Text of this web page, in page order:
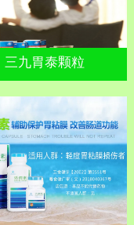
三九胃泰颗粒